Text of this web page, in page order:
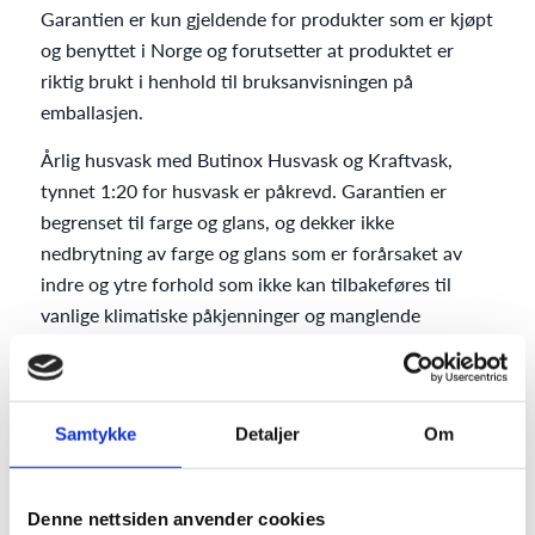
Samtykke Detaljer Om
Denne nettsiden anvender cookies
Garantien er kun gjeldende for produkter som er kjøpt
og benyttet i Norge og forutsetter at produktet er
riktig brukt i henhold til bruksanvisningen på
emballasjen.
Årlig husvask med Butinox Husvask og Kraftvask,
tynnet 1:20 for husvask er påkrevd. Garantien er
begrenset til farge og glans, og dekker ikke
nedbrytning av farge og glans som er forårsaket av
indre og ytre forhold som ikke kan tilbakeføres til
vanlige klimatiske påkjenninger og manglende
alminnelig vedlikehold. Fargene må ligge tilgjengelige
for Butinox Futura-produktene på Butinox Color /
Jotun Multicolor blandesystem, og må blandes over
godkjent Butinox / Jotun Multicolormaskin.
blæring, avflassing, eller andre effekter som skyldes